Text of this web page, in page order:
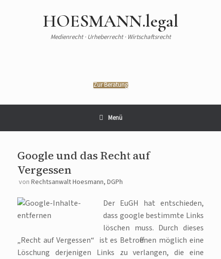
HOESMANN.legal
Medienrecht · Urheberrecht · Wirtschaftsrecht
Zur Beratung
Menü
Google und das Recht auf
Vergessen
von Rechtsanwalt Hoesmann, DGPh
Der EuGH hat entschieden,
dass google bestimmte Links
löschen muss. Durch dieses
„Recht auf Vergessen“ ist es Betroffenen möglich eine
Löschung derjenigen Links zu verlangen, die eine